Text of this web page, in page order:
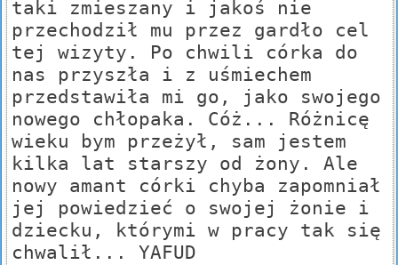
taki zmieszany i jakoś nie
przechodził mu przez gardło cel
tej wizyty. Po chwili córka do
nas przyszła i z uśmiechem
przedstawiła mi go, jako swojego
nowego chłopaka. Cóż... Różnicę
wieku bym przeżył, sam jestem
kilka lat starszy od żony. Ale
nowy amant córki chyba zapomniał
jej powiedzieć o swojej żonie i
dziecku, którymi w pracy tak się
chwalił... YAFUD